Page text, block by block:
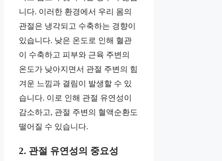
니다. 이러한 환경에서 우리 몸의
관절은 냉각되고 수축하는 경향이
있습니다. 낮은 온도로 인해 혈관
이 수축하고 피부와 근육 주변의
온도가 낮아지면서 관절 주변의 힘
겨운 느낌과 결림이 발생할 수 있
습니다. 이로 인해 관절 유연성이
감소하고, 관절 주변의 혈액순환도
떨어질 수 있습니다.
2. 관절 유연성의 중요성